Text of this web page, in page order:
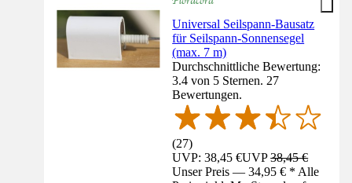
Universal Seilspann-Bausatz
für Seilspann-Sonnensegel
(max. 7 m)
Durchschnittliche Bewertung:
3.4 von 5 Sternen. 27
Bewertungen.
(27)
UVP: 38,45 €UVP38,45 €
Unser Preis — 34,95 € * Alle